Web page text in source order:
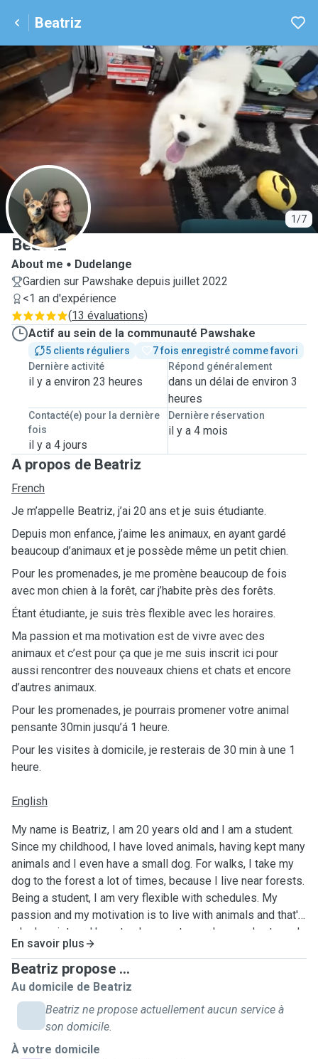
Beatriz
1/7
B
Beatriz
About me
Dudelange
Gardien sur Pawshake depuis juillet 2022
<1 an d'expérience
(13 évaluations)
Actif au sein de la communauté Pawshake
5 clients réguliers
7 fois enregistré comme favori
Dernière activité
il y a environ 23 heures
Répond généralement
dans un délai de environ 3
heures
Contacté(e) pour la dernière
fois
il y a 4 jours
Dernière réservation
il y a 4 mois
A propos de Beatriz
French
Je m’appelle Beatriz, j’ai 20 ans et je suis étudiante.
Depuis mon enfance, j’aime les animaux, en ayant gardé
beaucoup d’animaux et je possède même un petit chien.
Pour les promenades, je me promène beaucoup de fois
avec mon chien à la forêt, car j’habite près des forêts.
Étant étudiante, je suis très flexible avec les horaires.
Ma passion et ma motivation est de vivre avec des
animaux et c’est pour ça que je me suis inscrit ici pour
aussi rencontrer des nouveaux chiens et chats et encore
d’autres animaux.
Pour les promenades, je pourrais promener votre animal
pensante 30min jusqu’á 1 heure.
Pour les visites à domicile, je resterais de 30 min à une 1
heure.
English
My name is Beatriz, I am 20 years old and I am a student.
Since my childhood, I have loved animals, having kept many
animals and I even have a small dog. For walks, I take my
dog to the forest a lot of times, because I live near forests.
Being a student, I am very flexible with schedules. My
passion and my motivation is to live with animals and that's
why I registered here to also meet new dogs and cats and
other animals. For walks, I could walk your animal 30min up
to 1 hour. For home visits, I would stay 30 min to 1 hour.
En savoir plus
Beatriz propose ...
Au domicile de Beatriz
Beatriz ne propose actuellement aucun service à
son domicile.
À votre domicile